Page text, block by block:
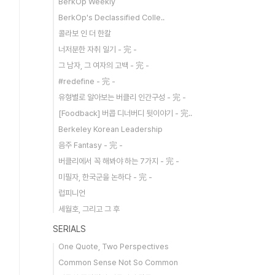
BerkOp's Declassified Colle..
콜라보 인 더 한칼
너저분한 자취 일기 - 完 -
그 남자, 그 여자의 고백 - 完 -
#redefine - 完 -
유형별로 알아보는 버클리 인간구성 - 完 -
[Foodback] 버콥 디너버디 뒷이야기 - 完..
Berkeley Korean Leadership
음주 Fantasy - 完 -
버클리에서 꼭 해봐야 하는 7가지 - 完 -
미필자, 한국군을 논하다 - 完 -
럽피니언
세월호, 그리고 그 후
SERIALS
One Quote, Two Perspectives
Common Sense Not So Common